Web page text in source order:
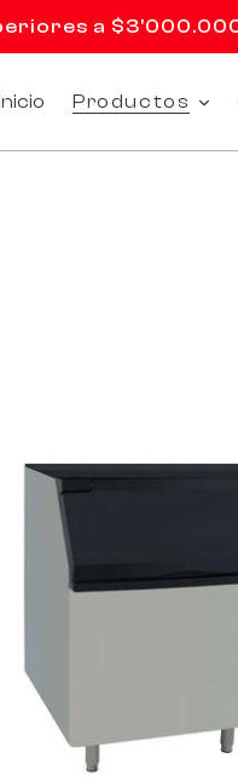
a $3'000.000
Productos